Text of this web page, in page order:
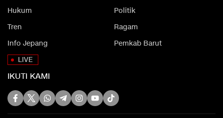
Hukum
Politik
Tren
Ragam
Info Jepang
Pemkab Barut
LIVE
IKUTI KAMI